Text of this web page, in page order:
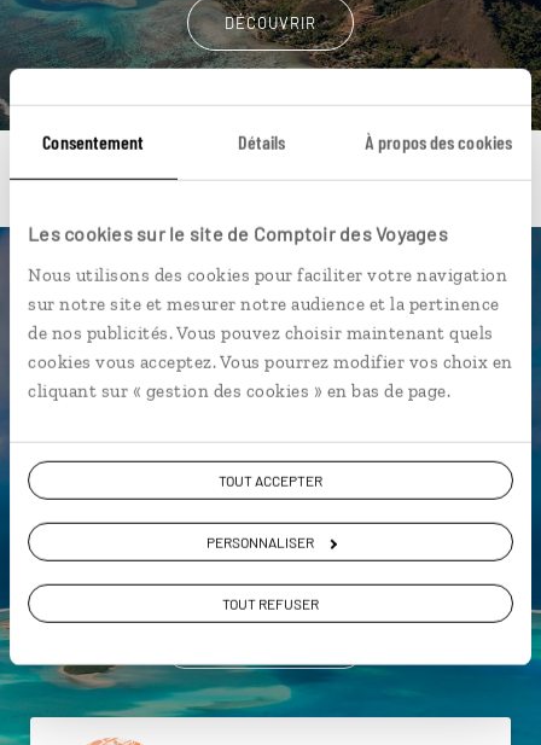
Consentement Détails À propos des cookies
Les cookies sur le site de Comptoir des Voyages
Nous utilisons des cookies pour faciliter votre navigation
sur notre site et mesurer notre audience et la pertinence
de nos publicités. Vous pouvez choisir maintenant quels
cookies vous acceptez. Vous pourrez modifier vos choix en
cliquant sur « gestion des cookies » en bas de page.
TOUT ACCEPTER
PERSONNALISER
TOUT REFUSER
DÉCOUVRIR
Une envie de voyage
particulière ?
Baie d'Avea - Huahine Baie de Cook - Moorea
Faré - Huahine Archipel des Tuamotu
Baie d'Opunohu - Moorea